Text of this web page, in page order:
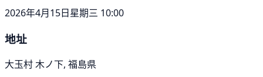
2026年4月15日星期三 10:00
地址
大玉村 木ノ下, 福島県